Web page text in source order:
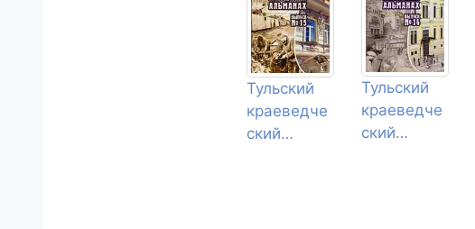
Тульский
краеведче
ский
Тульский
краеведче
ский